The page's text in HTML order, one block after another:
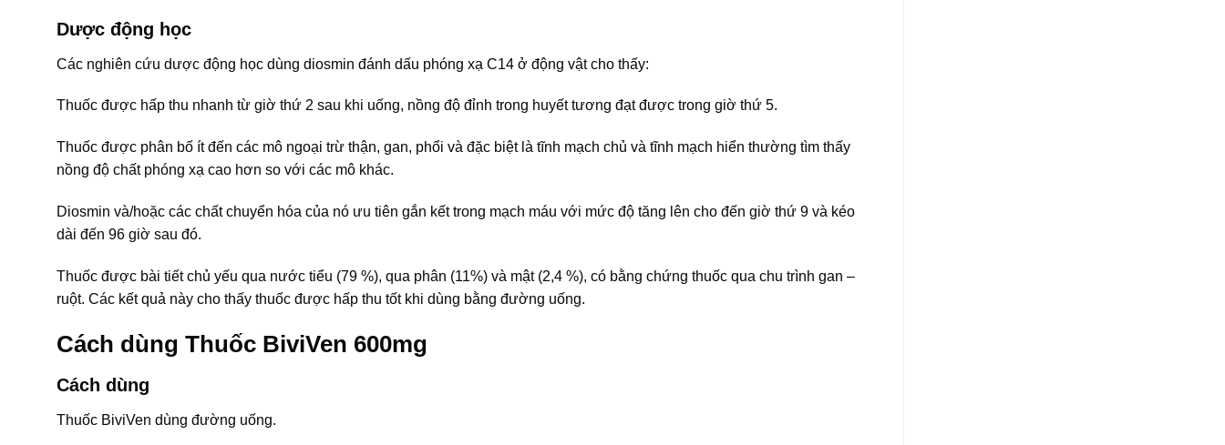
Dược động học
Các nghiên cứu dược động học dùng diosmin đánh dấu phóng xạ C14 ở động vật cho thấy:
Thuốc được hấp thu nhanh từ giờ thứ 2 sau khi uống, nồng độ đỉnh trong huyết tương đạt được trong giờ thứ 5.
Thuốc được phân bố ít đến các mô ngoại trừ thận, gan, phổi và đặc biệt là tĩnh mạch chủ và tĩnh mạch hiển thường tìm thấy
nồng độ chất phóng xạ cao hơn so với các mô khác.
Diosmin và/hoặc các chất chuyển hóa của nó ưu tiên gắn kết trong mạch máu với mức độ tăng lên cho đến giờ thứ 9 và kéo
dài đến 96 giờ sau đó.
Thuốc được bài tiết chủ yếu qua nước tiểu (79 %), qua phân (11%) và mật (2,4 %), có bằng chứng thuốc qua chu trình gan –
ruột. Các kết quả này cho thấy thuốc được hấp thu tốt khi dùng bằng đường uống.
Cách dùng Thuốc BiviVen 600mg
Cách dùng
Thuốc BiviVen dùng đường uống.